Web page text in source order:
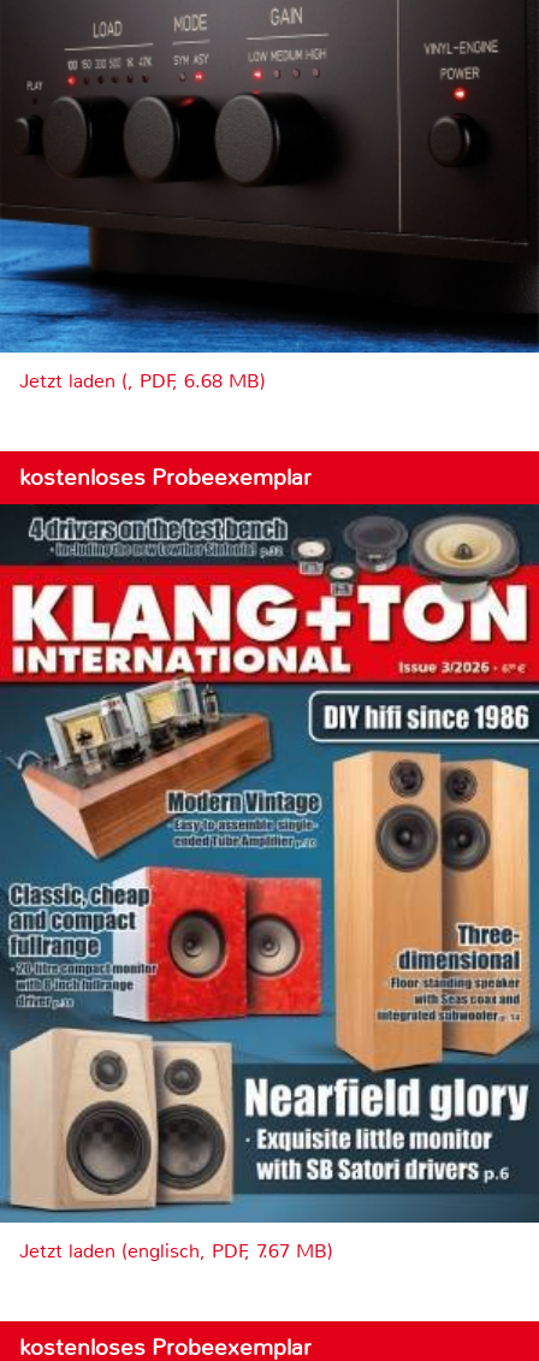
Jetzt laden (, PDF, 6.68 MB)
kostenloses Probeexemplar
Jetzt laden (englisch, PDF, 7.67 MB)
kostenloses Probeexemplar